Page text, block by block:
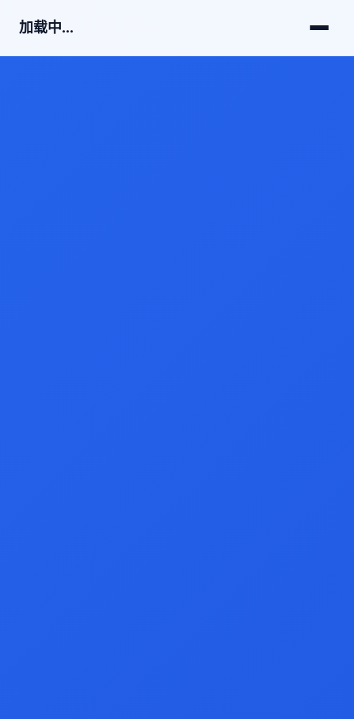
加载中...